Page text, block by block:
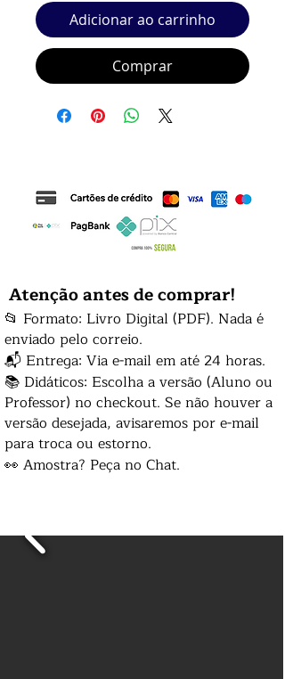
Adicionar ao carrinho
Comprar
Atenção antes de comprar!
📂 Formato: Livro Digital (PDF). Nada é
enviado pelo correio.
📬 Entrega: Via e-mail em até 24 horas.
📚 Didáticos: Escolha a versão (Aluno ou
Professor) no checkout. Se não houver a
versão desejada, avisaremos por e-mail
para troca ou estorno.
👀 Amostra? Peça no Chat.